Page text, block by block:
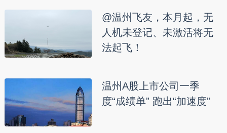
@温州飞友，本月起，无
人机未登记、未激活将无
法起飞！
温州A股上市公司一季
度“成绩单” 跑出“加速度”